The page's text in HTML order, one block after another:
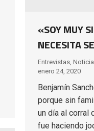
«SOY MUY
NECESITA
Entrevistas
enero 24, 2020
Benjamín
porque sin
un día al corral
fue haciendo